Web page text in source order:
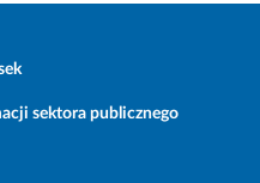
sektora publicznego